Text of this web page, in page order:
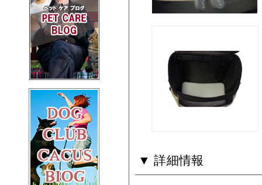
▼ 詳細情報